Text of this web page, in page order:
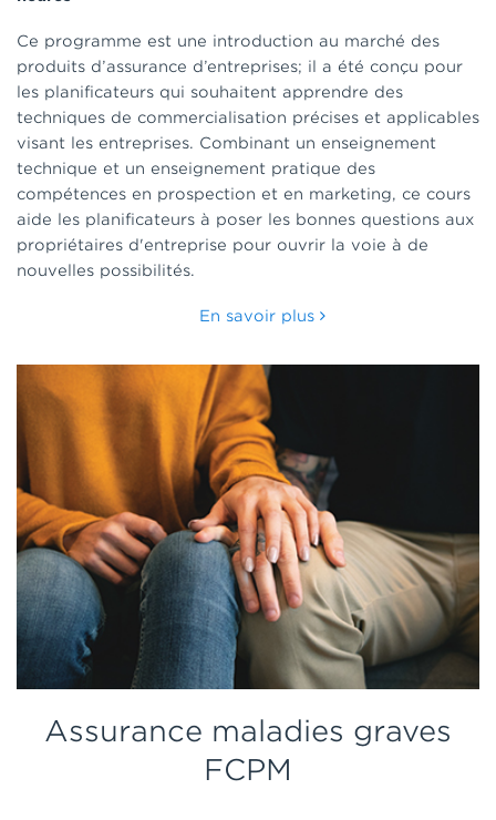
Ce programme est une introduction au marché des
produits d’assurance d’entreprises; il a été conçu pour
les planificateurs qui souhaitent apprendre des
techniques de commercialisation précises et applicables
visant les entreprises. Combinant un enseignement
technique et un enseignement pratique des
compétences en prospection et en marketing, ce cours
aide les planificateurs à poser les bonnes questions aux
propriétaires d'entreprise pour ouvrir la voie à de
nouvelles possibilités.
En savoir plus
Assurance maladies graves
FCPM